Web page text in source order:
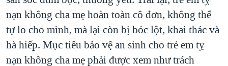
nạn không cha mẹ hoàn toàn cô đơn, không thể
tự lo cho mình, mà lại còn bị bóc lột, khai thác và
hà hiếp. Mục tiêu bảo vệ an sinh cho trẻ em tỵ
nạn không cha mẹ phải được xem như trách